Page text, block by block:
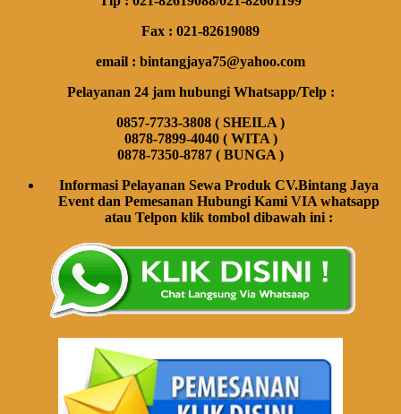
Fax : 021-82619089
email : bintangjaya75@yahoo.com
Pelayanan 24 jam hubungi Whatsapp/Telp :
0857-7733-3808 ( SHEILA )
0878-7899-4040 ( WITA )
0878-7350-8787 ( BUNGA )
Informasi Pelayanan Sewa Produk CV.Bintang Jaya
Event dan Pemesanan Hubungi Kami VIA whatsapp
atau Telpon klik tombol dibawah ini :